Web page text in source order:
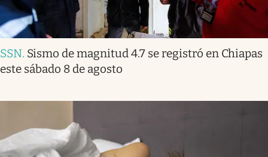
SSN. Sismo de magnitud 4.7 se registró en Chiapas
este sábado 8 de agosto